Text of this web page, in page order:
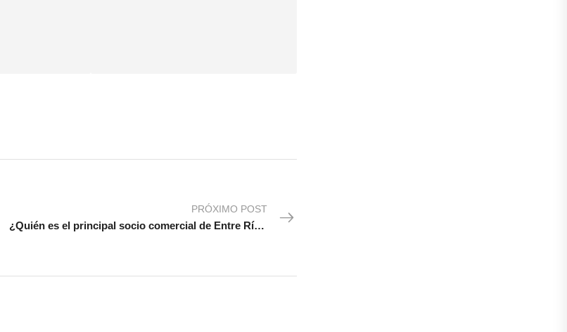
PRÓXIMO POST
¿Quién es el principal socio comercial de Entre Ríos?